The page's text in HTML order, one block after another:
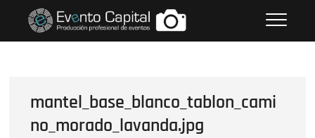
contenido
FOTOS GRUPO EMPRESARIAL
mantel_base_blanco_tablon_cami
no_morado_lavanda.jpg